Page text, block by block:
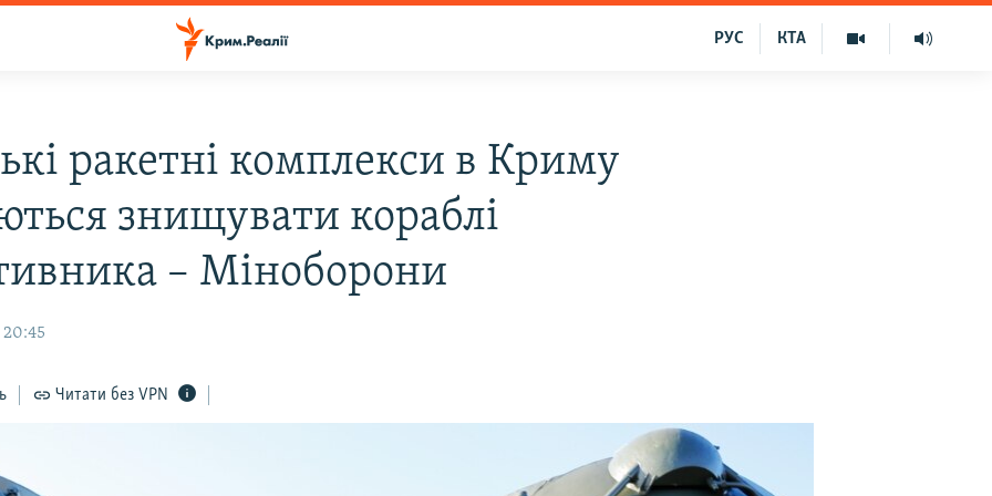
КТА
РУС
ракетні комплекси в Криму
знищувати кораблі
– Міноборони
20:45
Читати без VPN